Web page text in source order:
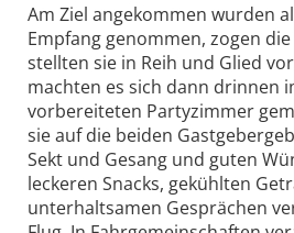
Am Ziel angekommen wurden
Empfang genommen, zogen
stellten sie in Reih und Glied
machten es sich dann drinnen
vorbereiteten Partyzimmer
sie auf die beiden
Sekt und Gesang und guten
leckeren Snacks, gekühlten
unterhaltsamen Gesprächen